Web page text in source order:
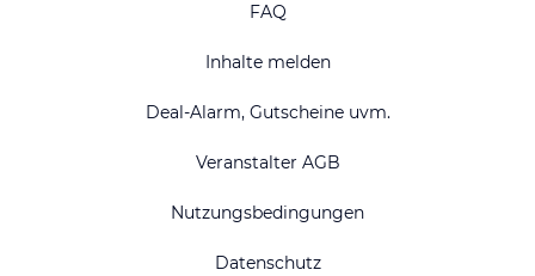
FAQ
Inhalte melden
Deal-Alarm, Gutscheine uvm.
Veranstalter AGB
Nutzungsbedingungen
Datenschutz